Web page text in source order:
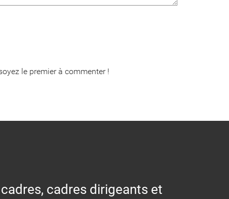
le premier à commenter !
cadres dirigeants et